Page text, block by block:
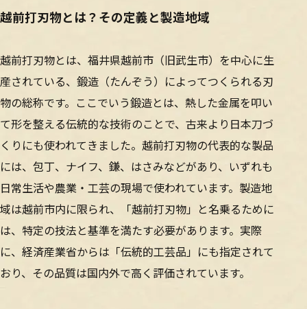
越前打刃物とは？その定義と製造地域
越前打刃物とは、福井県越前市（旧武生市）を中心に生
産されている、鍛造（たんぞう）によってつくられる刃
物の総称です。ここでいう鍛造とは、熱した金属を叩い
て形を整える伝統的な技術のことで、古来より日本刀づ
くりにも使われてきました。越前打刃物の代表的な製品
には、包丁、ナイフ、鎌、はさみなどがあり、いずれも
日常生活や農業・工芸の現場で使われています。製造地
域は越前市内に限られ、「越前打刃物」と名乗るために
は、特定の技法と基準を満たす必要があります。実際
に、経済産業省からは「伝統的工芸品」にも指定されて
おり、その品質は国内外で高く評価されています。